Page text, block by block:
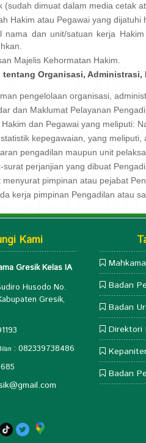
(sudah dimuat dalam media cetak
Hakim atau Pegawai yang dijatuhi
nama dan unit/satuan kerja
Majelis Kehormatan Hakim.
tentang Organisasi, Administrasi,
pengelolaan organisasi,
dan Maklumat Pelayanan
Hakim dan Pegawai yang meliputi:
kepegawaian, yang
pengadilan maupun unit
surat perjanjian yang dibuat
menyurat pimpinan atau pejabat
kerja pimpinan Pengadilan atau
Kami
Gresik Kelas IA
Husodo No.
Gresik,
: 082339738486
Badan
Badan
Direktori
Badan